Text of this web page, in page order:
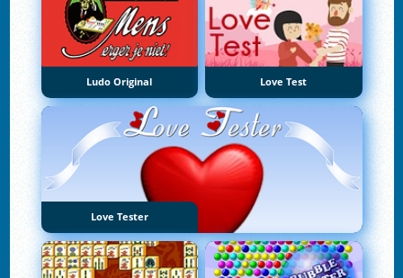
Ludo Original Love Test
Love Tester